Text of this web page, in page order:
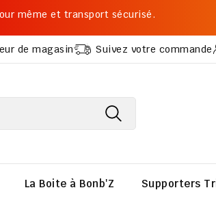
même et transport sécurisé.
de magasin Suivez votre commande
La Boite à Bonb'Z Supporters